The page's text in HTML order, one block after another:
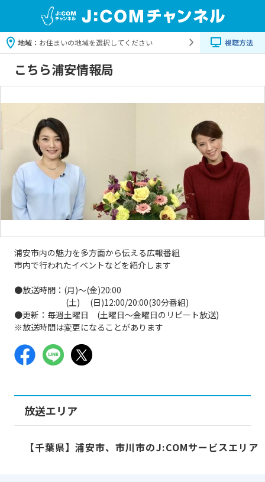
地域： お住まいの地域を選択してください 視聴方法
こちら浦安情報局
浦安市内の魅力を多方面から伝える広報番組
市内で行われたイベントなどを紹介します
●放送時間：(月)～(金)20:00
(土) (日)12:00/20:00(30分番組)
●更新：毎週土曜日 (土曜日～金曜日のリピート放送)
※放送時間は変更になることがあります
放送エリア
【千葉県】浦安市、市川市のJ:COMサービスエリア